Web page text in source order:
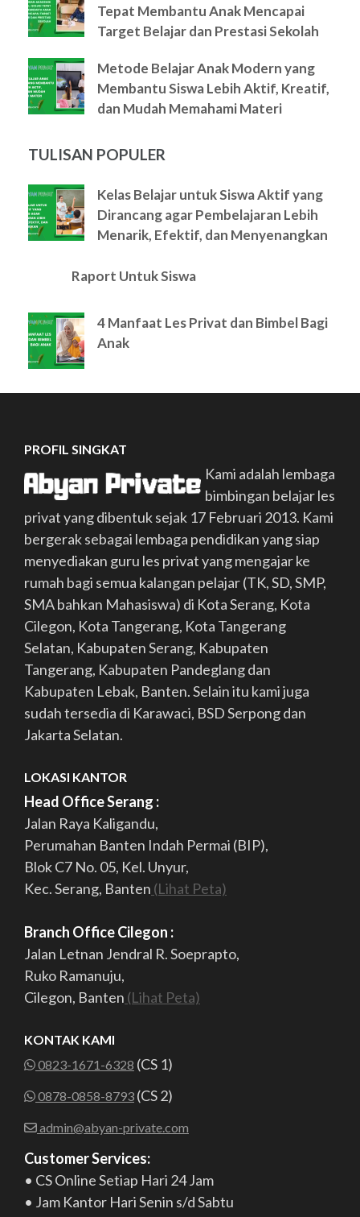
Tepat Membantu Anak Mencapai
Target Belajar dan Prestasi Sekolah
Metode Belajar Anak Modern yang
Membantu Siswa Lebih Aktif, Kreatif,
dan Mudah Memahami Materi
TULISAN POPULER
Kelas Belajar untuk Siswa Aktif yang
Dirancang agar Pembelajaran Lebih
Menarik, Efektif, dan Menyenangkan
Raport Untuk Siswa
4 Manfaat Les Privat dan Bimbel Bagi
Anak
PROFIL SINGKAT
Kami adalah lembaga
bimbingan belajar les
privat yang dibentuk sejak 17 Februari 2013. Kami
bergerak sebagai lembaga pendidikan yang siap
menyediakan guru les privat yang mengajar ke
rumah bagi semua kalangan pelajar (TK, SD, SMP,
SMA bahkan Mahasiswa) di Kota Serang, Kota
Cilegon, Kota Tangerang, Kota Tangerang
Selatan, Kabupaten Serang, Kabupaten
Tangerang, Kabupaten Pandeglang dan
Kabupaten Lebak, Banten. Selain itu kami juga
sudah tersedia di Karawaci, BSD Serpong dan
Jakarta Selatan.
LOKASI KANTOR
Head Office Serang :
Jalan Raya Kaligandu,
Perumahan Banten Indah Permai (BIP),
Blok C7 No. 05, Kel. Unyur,
Kec. Serang, Banten (Lihat Peta)
Branch Office Cilegon :
Jalan Letnan Jendral R. Soeprapto,
Ruko Ramanuju,
Cilegon, Banten (Lihat Peta)
KONTAK KAMI
0823-1671-6328 (CS 1)
0878-0858-8793 (CS 2)
admin@abyan-private.com
Customer Services:
• CS Online Setiap Hari 24 Jam
• Jam Kantor Hari Senin s/d Sabtu